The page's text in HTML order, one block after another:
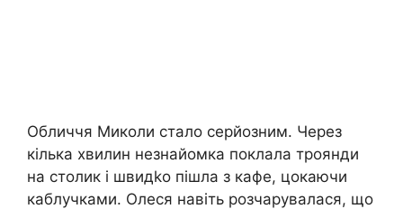
Обличчя Миколи стало серйозним. Через
кілька хвилин незнайомка поклала троянди
на столик і швидkо пішла з кафе, цокаючи
каблучками. Олеся навіть розчарувалася, що